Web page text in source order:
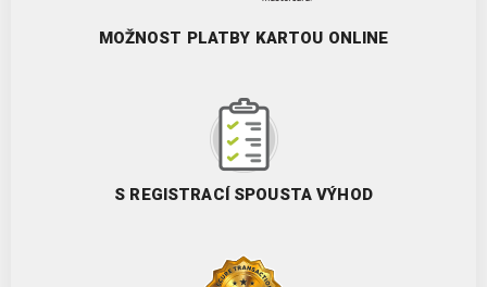
MOŽNOST PLATBY KARTOU ONLINE
S REGISTRACÍ SPOUSTA VÝHOD